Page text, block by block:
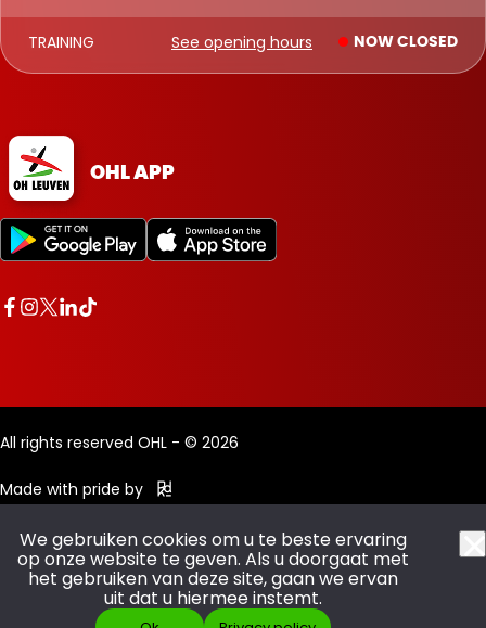
TRAINING See opening hours NOW CLOSED
OHL APP
All rights reserved OHL - © 2026
Made with pride by
We gebruiken cookies om u te beste ervaring
op onze website te geven. Als u doorgaat met
het gebruiken van deze site, gaan we ervan
uit dat u hiermee instemt.